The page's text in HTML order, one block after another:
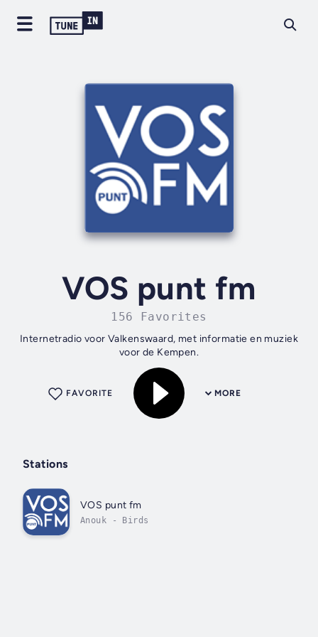
VOS punt fm
156 Favorites
Internetradio voor Valkenswaard, met informatie en muziek
voor de Kempen.
MORE
FAVORITE
Stations
VOS punt fm
Anouk - Birds